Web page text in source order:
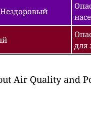
для
Air Quality and